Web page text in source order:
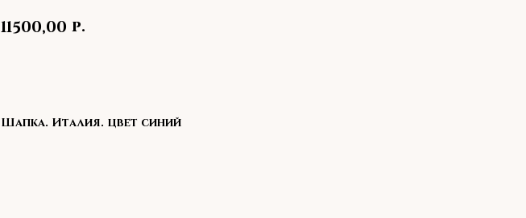
11500,00 р.
Шапка. Италия. цвет синий